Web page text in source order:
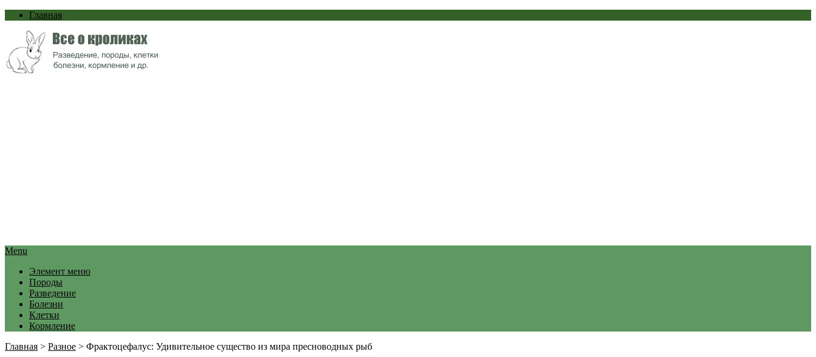
Главная
Menu
Элемент меню
Породы
Разведение
Болезни
Клетки
Кормление
Главная > Разное > Фрактоцефалус: Удивительное существо из мира пресноводных рыб